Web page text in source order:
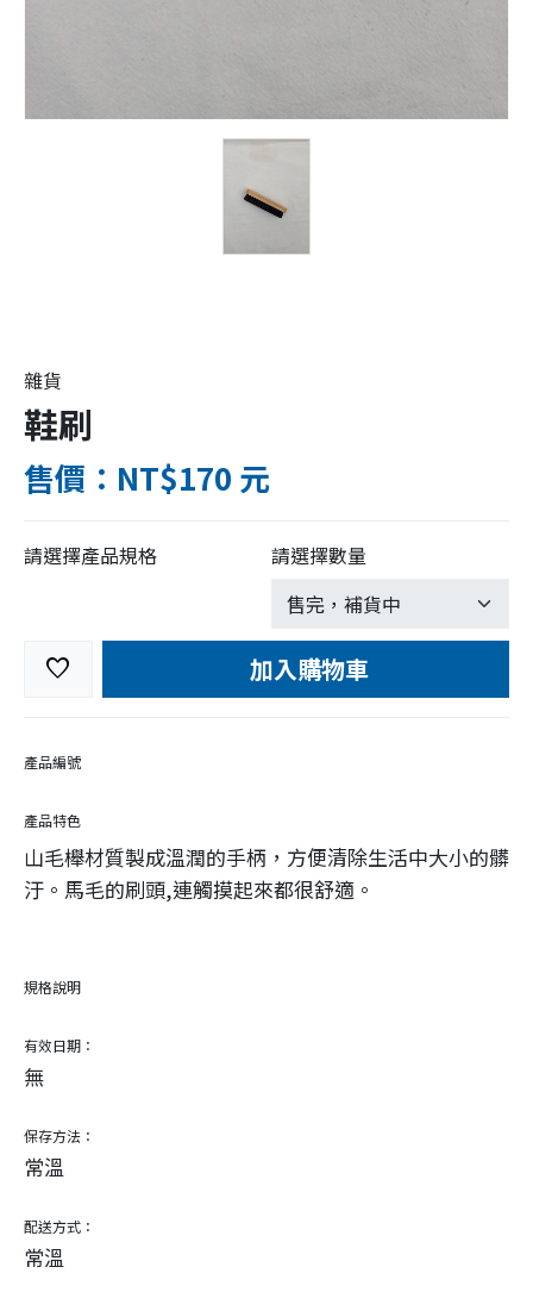
雜貨
鞋刷
售價：NT$170 元
請選擇產品規格 請選擇數量
favorite 加入購物車
產品編號
產品特色
山毛櫸材質製成溫潤的手柄，方便清除生活中大小的髒
汙。馬毛的刷頭,連觸摸起來都很舒適。
規格說明
有效日期：
無
保存方法：
常溫
配送方式：
常溫